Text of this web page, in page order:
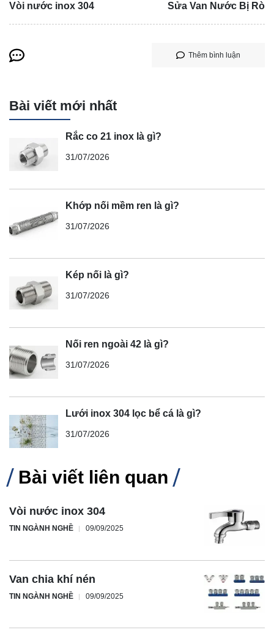
Vòi nước inox 304 Sửa Van Nước Bị Rò
Thêm bình luận
Bài viết mới nhất
Rắc co 21 inox là gì?
31/07/2026
Khớp nối mềm ren là gì?
31/07/2026
Kép nối là gì?
31/07/2026
Nối ren ngoài 42 là gì?
31/07/2026
Lưới inox 304 lọc bể cá là gì?
31/07/2026
Bài viết liên quan
Vòi nước inox 304
TIN NGÀNH NGHỀ 09/09/2025
Van chia khí nén
TIN NGÀNH NGHỀ 09/09/2025